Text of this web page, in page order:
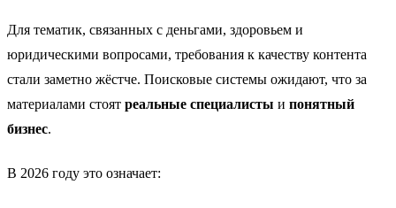
Для тематик, связанных с деньгами, здоровьем и
юридическими вопросами, требования к качеству контента
стали заметно жёстче. Поисковые системы ожидают, что за
материалами стоят реальные специалисты и понятный
бизнес.
В 2026 году это означает: